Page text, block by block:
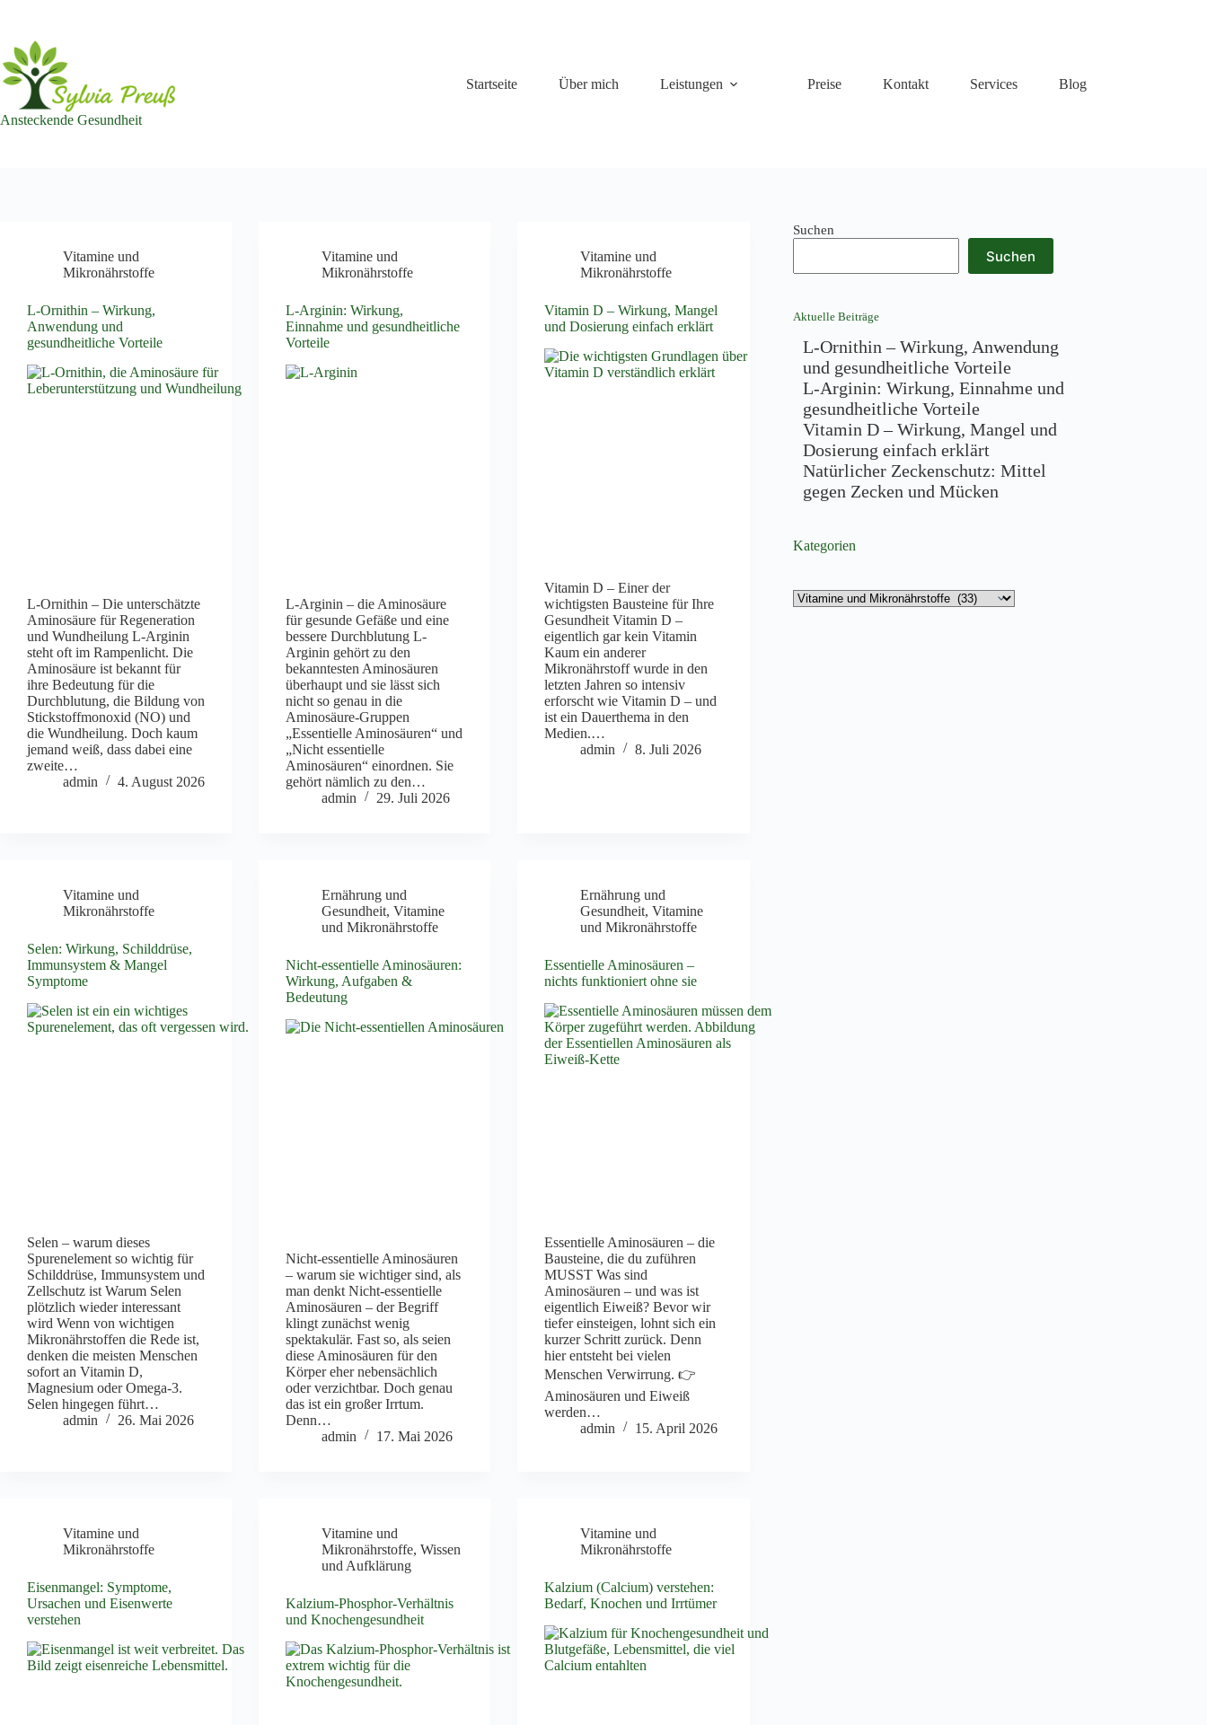
springen
Ansteckende Gesundheit
Startseite Über mich Leistungen Preise Kontakt Services Blog
Vitamine und
Mikronährstoffe
L-Ornithin – Wirkung,
Anwendung und
gesundheitliche Vorteile
L-Ornithin – Die unterschätzte
Aminosäure für Regeneration
und Wundheilung L-Arginin
steht oft im Rampenlicht. Die
Aminosäure ist bekannt für
ihre Bedeutung für die
Durchblutung, die Bildung von
Stickstoffmonoxid (NO) und
die Wundheilung. Doch kaum
jemand weiß, dass dabei eine
zweite…
admin
4. August 2026
Vitamine und
Mikronährstoffe
L-Arginin: Wirkung,
Einnahme und gesundheitliche
Vorteile
L-Arginin – die Aminosäure
für gesunde Gefäße und eine
bessere Durchblutung L-
Arginin gehört zu den
bekanntesten Aminosäuren
überhaupt und sie lässt sich
nicht so genau in die
Aminosäure-Gruppen
„Essentielle Aminosäuren“ und
„Nicht essentielle
Aminosäuren“ einordnen. Sie
gehört nämlich zu den…
admin
29. Juli 2026
Vitamine und
Mikronährstoffe
Vitamin D – Wirkung, Mangel
und Dosierung einfach erklärt
Vitamin D – Einer der
wichtigsten Bausteine für Ihre
Gesundheit Vitamin D –
eigentlich gar kein Vitamin
Kaum ein anderer
Mikronährstoff wurde in den
letzten Jahren so intensiv
erforscht wie Vitamin D – und
ist ein Dauerthema in den
Medien.…
admin
8. Juli 2026
Vitamine und
Mikronährstoffe
Selen: Wirkung, Schilddrüse,
Immunsystem & Mangel
Symptome
Selen – warum dieses
Spurenelement so wichtig für
Schilddrüse, Immunsystem und
Zellschutz ist Warum Selen
plötzlich wieder interessant
wird Wenn von wichtigen
Mikronährstoffen die Rede ist,
denken die meisten Menschen
sofort an Vitamin D,
Magnesium oder Omega-3.
Selen hingegen führt…
admin
26. Mai 2026
Ernährung und
Gesundheit,Vitamine
und Mikronährstoffe
Nicht-essentielle Aminosäuren:
Wirkung, Aufgaben &
Bedeutung
Nicht-essentielle Aminosäuren
– warum sie wichtiger sind, als
man denkt Nicht-essentielle
Aminosäuren – der Begriff
klingt zunächst wenig
spektakulär. Fast so, als seien
diese Aminosäuren für den
Körper eher nebensächlich
oder verzichtbar. Doch genau
das ist ein großer Irrtum.
Denn…
admin
17. Mai 2026
Ernährung und
Gesundheit,Vitamine
und Mikronährstoffe
Essentielle Aminosäuren –
nichts funktioniert ohne sie
Essentielle Aminosäuren – die
Bausteine, die du zuführen
MUSST Was sind
Aminosäuren – und was ist
eigentlich Eiweiß? Bevor wir
tiefer einsteigen, lohnt sich ein
kurzer Schritt zurück. Denn
hier entsteht bei vielen
Menschen Verwirrung. 👉
Aminosäuren und Eiweiß
werden…
admin
15. April 2026
Vitamine und
Mikronährstoffe
Eisenmangel: Symptome,
Ursachen und Eisenwerte
verstehen
Vitamine und
Mikronährstoffe,Wissen
und Aufklärung
Kalzium-Phosphor-Verhältnis
und Knochengesundheit
Vitamine und
Mikronährstoffe
Kalzium (Calcium) verstehen:
Bedarf, Knochen und Irrtümer
Suchen
Suchen
Aktuelle Beiträge
L-Ornithin – Wirkung, Anwendung
und gesundheitliche Vorteile
L-Arginin: Wirkung, Einnahme und
gesundheitliche Vorteile
Vitamin D – Wirkung, Mangel und
Dosierung einfach erklärt
Natürlicher Zeckenschutz: Mittel
gegen Zecken und Mücken
Kategorien